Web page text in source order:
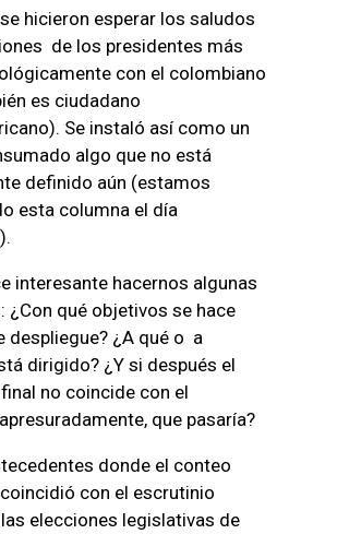
hicieron esperar los saludos
de los presidentes más
con el colombiano
es ciudadano
Se instaló así como un
algo que no está
definido aún (estamos
esta columna el día
interesante hacernos algunas
¿Con qué objetivos se hace
despliegue? ¿A qué o a
dirigido? ¿Y si después el
no coincide con el
que pasaría?
donde el conteo
con el escrutinio
elecciones legislativas de